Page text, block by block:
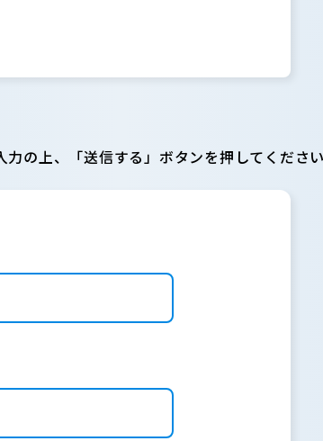
力の上、「送信する」ボタンを押してくださ